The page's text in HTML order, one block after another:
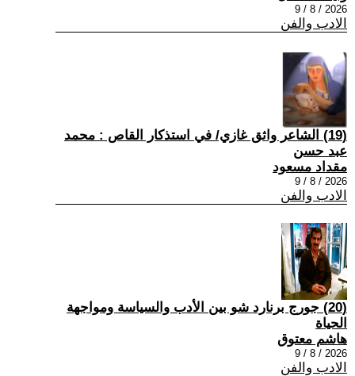
2026 / 8 / 9
الادب والفن
(19) الشاعر واثق غازي/ في استذكار القاص : محمد
عبد حسن
مقداد مسعود
2026 / 8 / 9
الادب والفن
(20) جورج برنارد شو بين الأدب والسياسة ومواجهة
الحياة
هاشم معتوق
2026 / 8 / 9
الادب والفن